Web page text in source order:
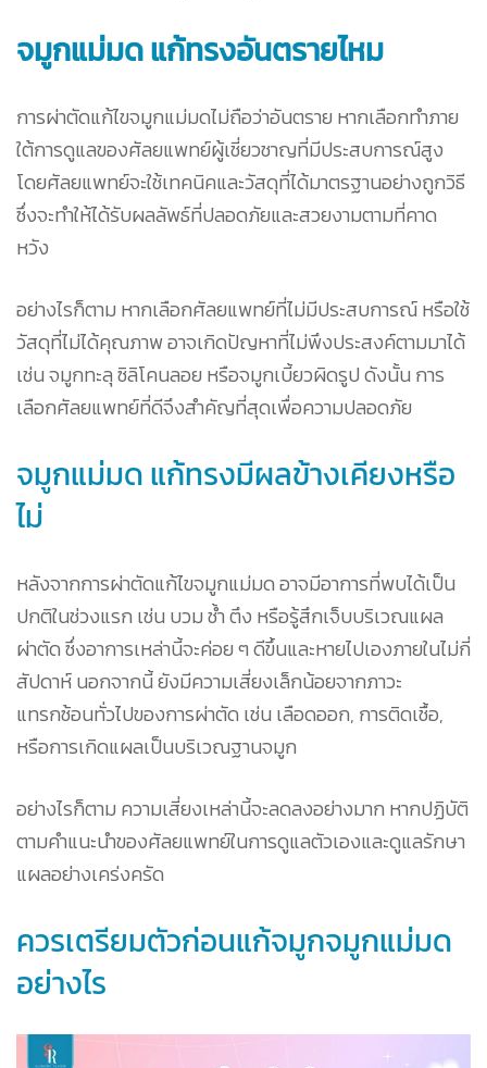
จมูกแม่มด แก้ทรงอันตรายไหม
การผ่าตัดแก้ไขจมูกแม่มดไม่ถือว่าอันตราย หากเลือกทำภาย
ใต้การดูแลของศัลยแพทย์ผู้เชี่ยวชาญที่มีประสบการณ์สูง
โดยศัลยแพทย์จะใช้เทคนิคและวัสดุที่ได้มาตรฐานอย่างถูกวิธี
ซึ่งจะทำให้ได้รับผลลัพธ์ที่ปลอดภัยและสวยงามตามที่คาด
หวัง
อย่างไรก็ตาม หากเลือกศัลยแพทย์ที่ไม่มีประสบการณ์ หรือใช้
วัสดุที่ไม่ได้คุณภาพ อาจเกิดปัญหาที่ไม่พึงประสงค์ตามมาได้
เช่น จมูกทะลุ ซิลิโคนลอย หรือจมูกเบี้ยวผิดรูป ดังนั้น การ
เลือกศัลยแพทย์ที่ดีจึงสำคัญที่สุดเพื่อความปลอดภัย
จมูกแม่มด แก้ทรงมีผลข้างเคียงหรือ
ไม่
หลังจากการผ่าตัดแก้ไขจมูกแม่มด อาจมีอาการที่พบได้เป็น
ปกติในช่วงแรก เช่น บวม ช้ำ ตึง หรือรู้สึกเจ็บบริเวณแผล
ผ่าตัด ซึ่งอาการเหล่านี้จะค่อย ๆ ดีขึ้นและหายไปเองภายในไม่กี่
สัปดาห์ นอกจากนี้ ยังมีความเสี่ยงเล็กน้อยจากภาวะ
แทรกซ้อนทั่วไปของการผ่าตัด เช่น เลือดออก, การติดเชื้อ,
หรือการเกิดแผลเป็นบริเวณฐานจมูก
อย่างไรก็ตาม ความเสี่ยงเหล่านี้จะลดลงอย่างมาก หากปฏิบัติ
ตามคำแนะนำของศัลยแพทย์ในการดูแลตัวเองและดูแลรักษา
แผลอย่างเคร่งครัด
ควรเตรียมตัวก่อนแก้จมูกจมูกแม่มด
อย่างไร